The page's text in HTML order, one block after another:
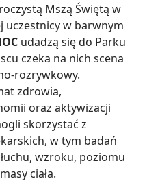
Mszą Świętą w
uczestnicy w barwnym
udadzą się do Parku
czeka na nich scena
rozrywkowy.
zdrowia,
oraz aktywizacji
skorzystać z
w tym badań
wzroku, poziomu
ciała.